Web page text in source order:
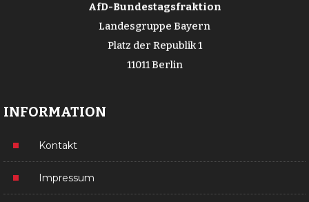
AfD-Bundestagsfraktion
Landesgruppe Bayern
Platz der Republik 1
11011 Berlin
INFORMATION
Kontakt
Impressum